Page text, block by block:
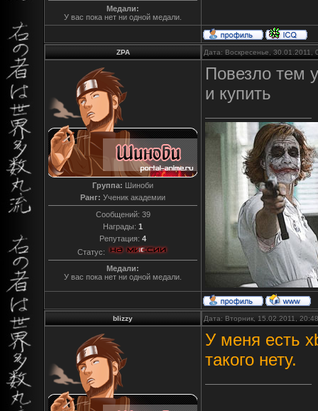
Медали:
У вас пока нет ни одной медали.
ZPA Дата: Воскресенье,
Группа: Шиноби
Ранг: Ученик академии
Сообщений: 39
Награды: 1
Репутация: 4
Статус:
Медали:
У вас пока нет ни одной медали.
Повезло тем
и купить
blizzy Дата: Вторник, 15.02.2011,
У меня есть
такого нету.